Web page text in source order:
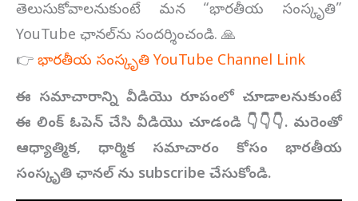
తెలుసుకోవాలనుకుంటే మన “భారతీయ సంస్కృతి”
YouTube ఛానల్‌ను సందర్శించండి. 🙏
👉 భారతీయ సంస్కృతి YouTube Channel Link
ఈ సమాచారాన్ని వీడియొ రూపంలో చూడాలనుకుంటే
ఈ లింక్ ఓపెన్ చేసి వీడియొ చూడండి 👇👇👇. మరెంతో
ఆధ్యాత్మిక, ధార్మిక సమాచారం కోసం భారతీయ
సంస్కృతి ఛానల్ ను subscribe చేసుకోండి.